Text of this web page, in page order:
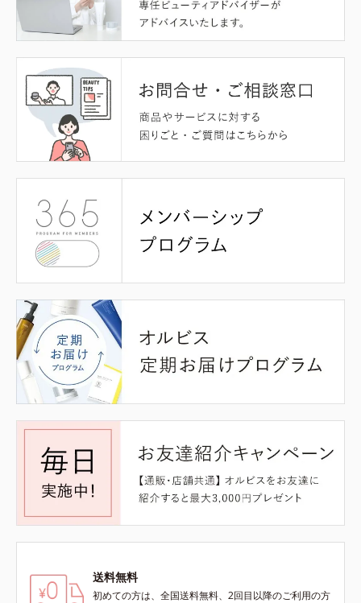
送料無料
初めての方は、全国送料無料、2回目以降のご利用の方